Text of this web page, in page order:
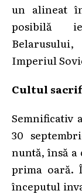
un alineat
posibilă
Imperiul
Cultul
Semnificativ
30
nuntă, însă
prima oară.
începutul